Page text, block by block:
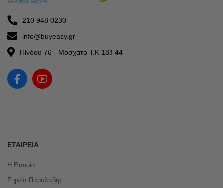
210 948 0230
info@buyeasy.gr
Πίνδου 76 - Μοσχάτο Τ.Κ 183 44
ΕΤΑΙΡΕΊΑ
Η Εταιρία
Σημεία Παραλαβής